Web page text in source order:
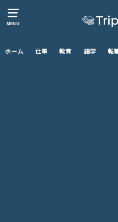
MENU
ホーム 仕事 教育 語学 転